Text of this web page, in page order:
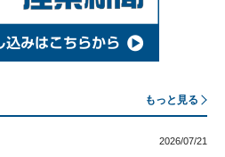
もっと見る
2026/07/21